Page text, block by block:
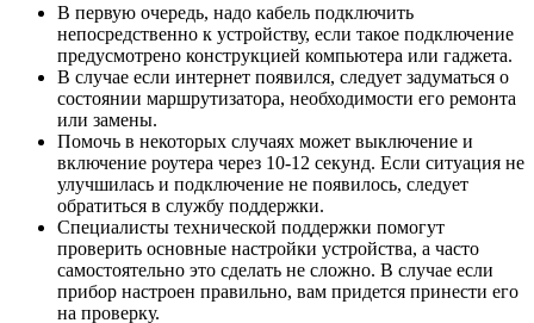
В первую очередь, надо кабель подключить
непосредственно к устройству, если такое подключение
предусмотрено конструкцией компьютера или гаджета.
В случае если интернет появился, следует задуматься о
состоянии маршрутизатора, необходимости его ремонта
или замены.
Помочь в некоторых случаях может выключение и
включение роутера через 10-12 секунд. Если ситуация не
улучшилась и подключение не появилось, следует
обратиться в службу поддержки.
Специалисты технической поддержки помогут
проверить основные настройки устройства, а часто
самостоятельно это сделать не сложно. В случае если
прибор настроен правильно, вам придется принести его
на проверку.